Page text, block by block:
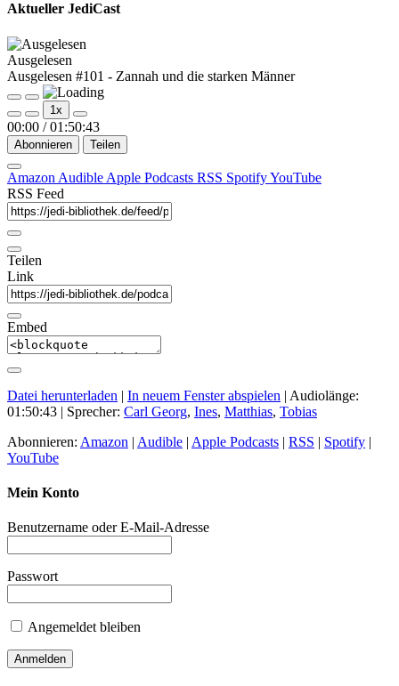
Aktueller JediCast
Ausgelesen
Ausgelesen #101 - Zannah und die starken Männer
Play
Episode
Pause
Episode
1x
00:00 / 01:50:43
Abonnieren Teilen
Amazon Audible Apple Podcasts RSS SpotifyYouTube
RSS Feed
Teilen
Link
Embed
Datei herunterladen | In neuem Fenster abspielen | Audiolänge:
01:50:43 | Sprecher: Carl Georg, Ines, Matthias, Tobias
Abonnieren: Amazon | Audible | Apple Podcasts | RSS | Spotify |
YouTube
Mein Konto
Benutzername oder E-Mail-Adresse
Passwort
Angemeldet bleiben